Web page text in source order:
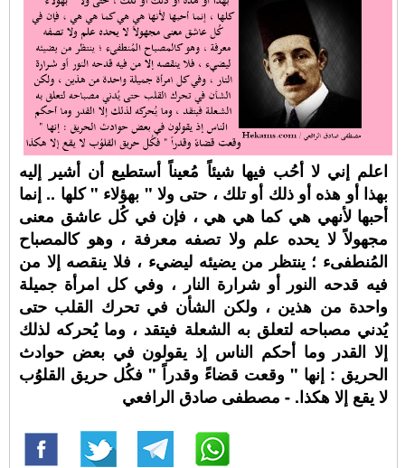
اعلم إني لا أحُب فيها شيئاً مُعيناً أستطيع أن أشير إليه
بهذا أو هذه أو ذلك أو تلك ، حتى ولا " بهؤلاء " كلها .. إنما
أحبها لأنهي هي كما هي هي ، فإن في كُل عاشق معنى
مجهولاً لا يحده علم ولا تصفه معرفة ، وهو كالمصباح
المُنطفىء ؛ ينتظر من يضيئه ليضيء ، فلا ينقصه إلا من
فيه قدحه النور أو شرارة النار ، وفي كل امرأة جميلة
واحدة من هذين ، ولكن الشأن في تحرك القلب حتى
يُدني مصباحه لتعلق به الشعلة فيتقد ، وما يُحركه لذلك
إلا القدر وما أحكم الناس إذ يقولون في بعض حوادث
الحريق : إنها " وقعت قضاءً وقدراً " فكُل حريق القلوُب
لا يقع إلا هكذا. - مصطفى صادق الرافعي